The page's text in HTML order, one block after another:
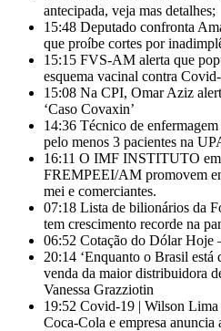
antecipada, veja mas detalhes;
15:48 Deputado confronta
que proíbe cortes por
15:15 FVS-AM alerta que
esquema vacinal contra
15:08 Na CPI, Omar Aziz
‘Caso Covaxin’
14:36 Técnico de
pelo menos 3 pacientes na
16:11 O IMF INSTITUTO em
FREMPEEI/AM promovem
mei e comerciantes.
07:18 Lista de bilionários da
tem crescimento recorde na
06:52 Cotação do Dólar Hoje
20:14 ‘Enquanto o Brasil está
venda da maior distribuidora
Vanessa Grazziotin
19:52 Covid-19 | Wilson Lima
Coca-Cola e empresa anuncia